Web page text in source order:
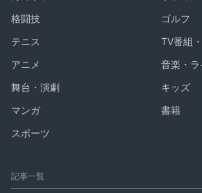
格闘技
ゴルフ
テニス
TV番組
アニメ
音楽・
舞台・演劇
キッズ
マンガ
書籍
スポーツ
記事一覧